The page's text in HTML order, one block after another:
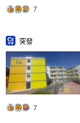
7
突發
7